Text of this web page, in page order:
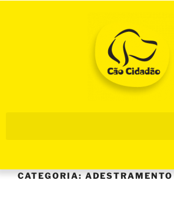
CATEGORIA:ADESTRAMENTO